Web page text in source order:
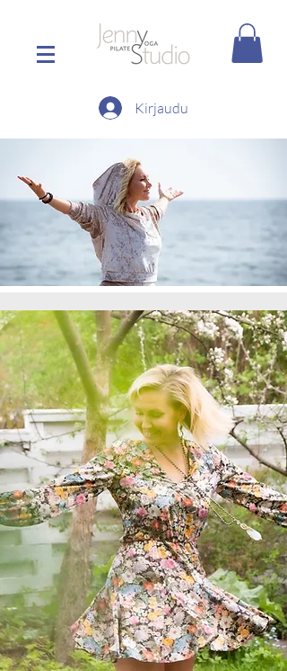
Kirjaudu